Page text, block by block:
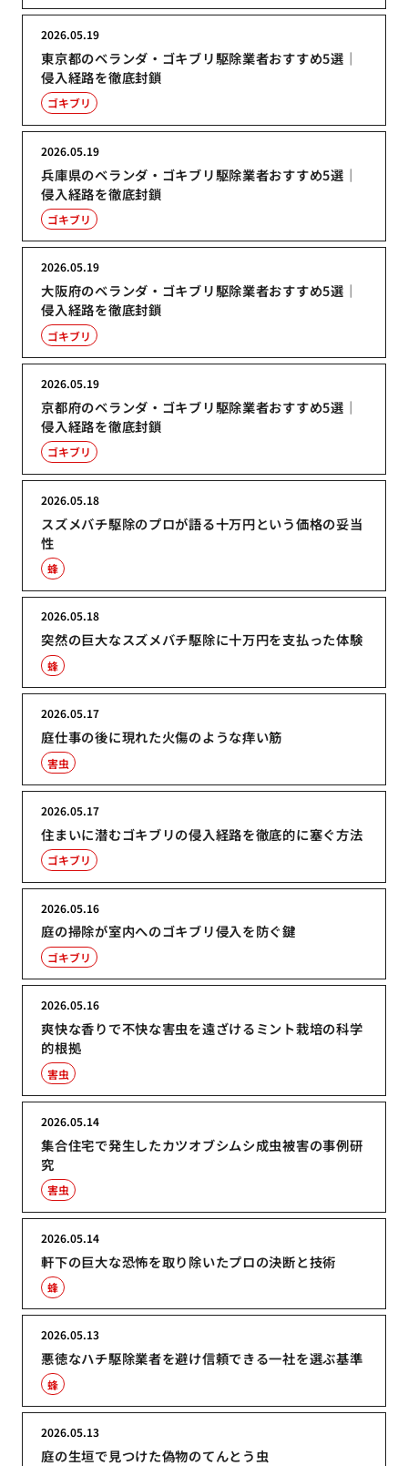
東京都のベランダ・ゴキブリ駆除業者おすすめ5選｜
侵入経路を徹底封鎖
2026.05.19
ゴキブリ
兵庫県のベランダ・ゴキブリ駆除業者おすすめ5選｜
侵入経路を徹底封鎖
2026.05.19
ゴキブリ
大阪府のベランダ・ゴキブリ駆除業者おすすめ5選｜
侵入経路を徹底封鎖
2026.05.19
ゴキブリ
京都府のベランダ・ゴキブリ駆除業者おすすめ5選｜
侵入経路を徹底封鎖
2026.05.19
ゴキブリ
スズメバチ駆除のプロが語る十万円という価格の妥当
性
2026.05.18
蜂
突然の巨大なスズメバチ駆除に十万円を支払った体験
2026.05.18
蜂
庭仕事の後に現れた火傷のような痒い筋
2026.05.17
害虫
住まいに潜むゴキブリの侵入経路を徹底的に塞ぐ方法
2026.05.17
ゴキブリ
庭の掃除が室内へのゴキブリ侵入を防ぐ鍵
2026.05.16
ゴキブリ
爽快な香りで不快な害虫を遠ざけるミント栽培の科学
的根拠
2026.05.16
害虫
集合住宅で発生したカツオブシムシ成虫被害の事例研
究
2026.05.14
害虫
軒下の巨大な恐怖を取り除いたプロの決断と技術
2026.05.14
蜂
悪徳なハチ駆除業者を避け信頼できる一社を選ぶ基準
2026.05.13
蜂
庭の生垣で見つけた偽物のてんとう虫
2026.05.13